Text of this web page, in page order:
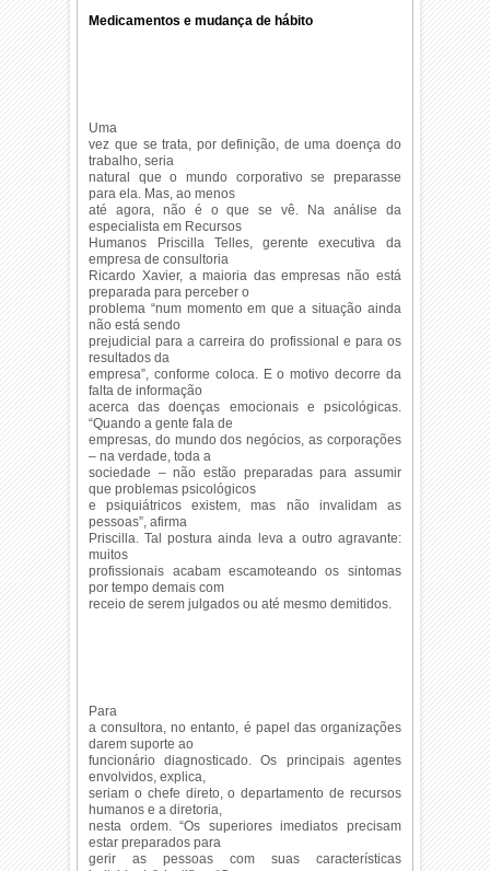
Medicamentos e mudança de hábito
Uma
vez que se trata, por definição, de uma doença do
trabalho, seria
natural que o mundo corporativo se preparasse
para ela. Mas, ao menos
até agora, não é o que se vê. Na análise da
especialista em Recursos
Humanos Priscilla Telles, gerente executiva da
empresa de consultoria
Ricardo Xavier, a maioria das empresas não está
preparada para perceber o
problema “num momento em que a situação ainda
não está sendo
prejudicial para a carreira do profissional e para os
resultados da
empresa”, conforme coloca. E o motivo decorre da
falta de informação
acerca das doenças emocionais e psicológicas.
“Quando a gente fala de
empresas, do mundo dos negócios, as corporações
– na verdade, toda a
sociedade – não estão preparadas para assumir
que problemas psicológicos
e psiquiátricos existem, mas não invalidam as
pessoas”, afirma
Priscilla. Tal postura ainda leva a outro agravante:
muitos
profissionais acabam escamoteando os sintomas
por tempo demais com
receio de serem julgados ou até mesmo demitidos.
Para
a consultora, no entanto, é papel das organizações
darem suporte ao
funcionário diagnosticado. Os principais agentes
envolvidos, explica,
seriam o chefe direto, o departamento de recursos
humanos e a diretoria,
nesta ordem. “Os superiores imediatos precisam
estar preparados para
gerir as pessoas com suas características